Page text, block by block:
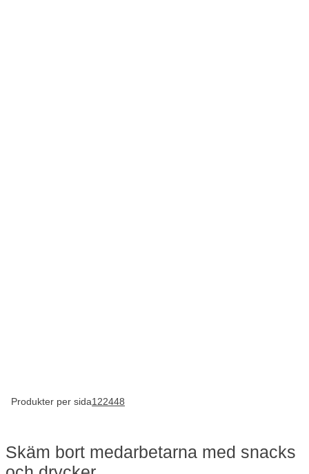
Produkter per sida122448
Skäm bort medarbetarna med snacks